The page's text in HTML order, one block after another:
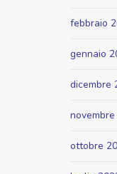
febbraio
gennaio
dicembre
ottobre